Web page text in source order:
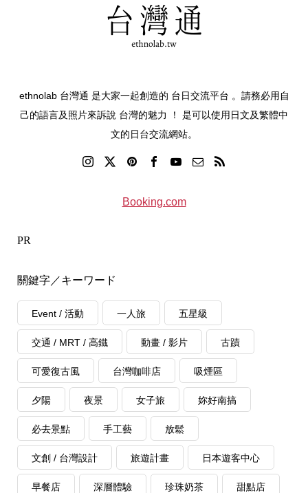
ethnolab 台灣通 是大家一起創造的 台日交流平台 。請務必用自
己的語言及照片來訴說 台灣的魅力 ！ 是可以使用日文及繁體中
文的日台交流網站。
Booking.com
PR
關鍵字／キーワード
Event / 活動 一人旅 五星級
交通 / MRT / 高鐵 動畫 / 影片 古蹟
可愛復古風 台灣咖啡店 吸煙區
夕陽 夜景 女子旅 妳好南搞
必去景點 手工藝 放鬆
文創 / 台灣設計 旅遊計畫 日本遊客中心
早餐店 深層體驗 珍珠奶茶 甜點店